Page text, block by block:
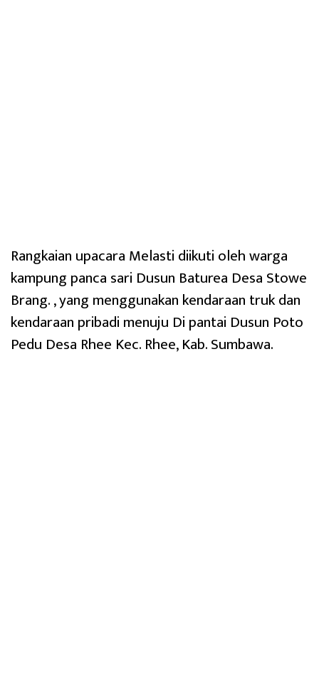
Rangkaian upacara Melasti diikuti oleh warga
kampung panca sari Dusun Baturea Desa Stowe
Brang. , yang menggunakan kendaraan truk dan
kendaraan pribadi menuju Di pantai Dusun Poto
Pedu Desa Rhee Kec. Rhee, Kab. Sumbawa.